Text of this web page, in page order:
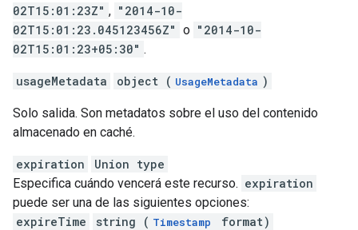
02T15:01:23Z" , "2014-10-
02T15:01:23.045123456Z" o "2014-10-
02T15:01:23+05:30" .
usageMetadata object ( UsageMetadata )
Solo salida. Son metadatos sobre el uso del contenido
almacenado en caché.
expiration
Union type
Especifica cuándo vencerá este recurso. expiration
puede ser una de las siguientes opciones:
expireTime
string ( Timestamp format)